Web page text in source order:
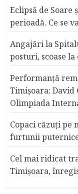
Eclipsă de Soare
perioadă. Ce se
Angajări la
posturi, scoase la
Performanță
Timișoara: David
Olimpiada
Copaci căzuţi pe
furtunii
Cel mai ridicat
Timişoara,